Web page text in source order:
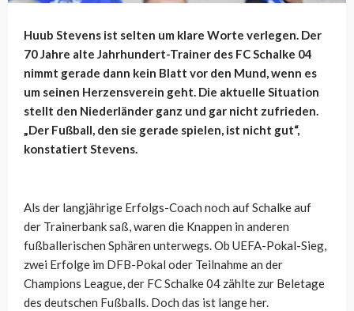
Huub Stevens ist selten um klare Worte verlegen. Der
70 Jahre alte Jahrhundert-Trainer des FC Schalke 04
nimmt gerade dann kein Blatt vor den Mund, wenn es
um seinen Herzensverein geht. Die aktuelle Situation
stellt den Niederländer ganz und gar nicht zufrieden.
„Der Fußball, den sie gerade spielen, ist nicht gut“,
konstatiert Stevens.
Als der langjährige Erfolgs-Coach noch auf Schalke auf
der Trainerbank saß, waren die Knappen in anderen
fußballerischen Sphären unterwegs. Ob UEFA-Pokal-Sieg,
zwei Erfolge im DFB-Pokal oder Teilnahme an der
Champions League, der FC Schalke 04 zählte zur Beletage
des deutschen Fußballs. Doch das ist lange her.